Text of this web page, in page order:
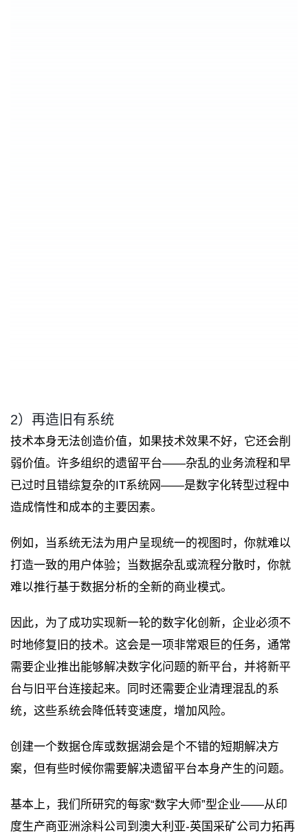
2）再造旧有系统
技术本身无法创造价值，如果技术效果不好，它还会削
弱价值。许多组织的遗留平台——杂乱的业务流程和早
已过时且错综复杂的IT系统网——是数字化转型过程中
造成惰性和成本的主要因素。
例如，当系统无法为用户呈现统一的视图时，你就难以
打造一致的用户体验；当数据杂乱或流程分散时，你就
难以推行基于数据分析的全新的商业模式。
因此，为了成功实现新一轮的数字化创新，企业必须不
时地修复旧的技术。这会是一项非常艰巨的任务，通常
需要企业推出能够解决数字化问题的新平台，并将新平
台与旧平台连接起来。同时还需要企业清理混乱的系
统，这些系统会降低转变速度，增加风险。
创建一个数据仓库或数据湖会是个不错的短期解决方
案，但有些时候你需要解决遗留平台本身产生的问题。
基本上，我们所研究的每家“数字大师”型企业——从印
度生产商亚洲涂料公司到澳大利亚-英国采矿公司力拓再